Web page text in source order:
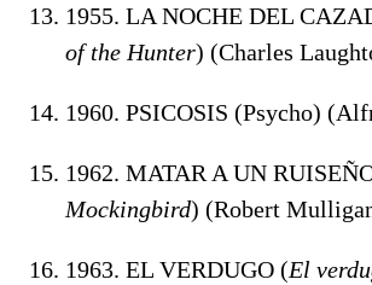
1955. LA NOCHE DEL
of the Hunter) (Charles
1960. PSICOSIS (Psycho)
1962. MATAR A UN
Mockingbird) (Robert
1963. EL VERDUGO (El